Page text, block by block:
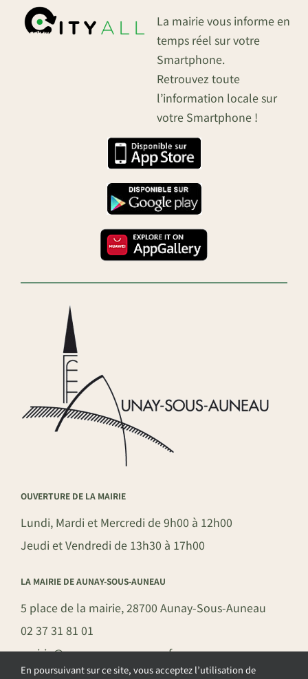
La mairie vous informe en
temps réel sur votre
Smartphone.
Retrouvez toute
l’information locale sur
votre Smartphone !
OUVERTURE DE LA MAIRIE
Lundi, Mardi et Mercredi de 9h00 à 12h00
Jeudi et Vendredi de 13h30 à 17h00
LA MAIRIE DE AUNAY-SOUS-AUNEAU
5 place de la mairie, 28700 Aunay-Sous-Auneau
02 37 31 81 01
mairie@aunay-sous-auneau.fr
En poursuivant sur ce site, vous acceptez l’utilisation de